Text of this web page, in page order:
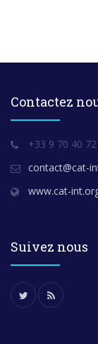
Contactez
+33 9 70 40
contact@cat-
www.cat-
Suivez nous